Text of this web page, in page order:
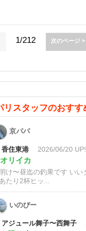
1/212 次のページ >
リスタッフのおすす
京パパ
香住東港 2026/06/20 UP!
リイカ
け〜昼迄の釣果です いい
たり2杯ヒッ...
いのぴー
アジュール舞子〜西舞子